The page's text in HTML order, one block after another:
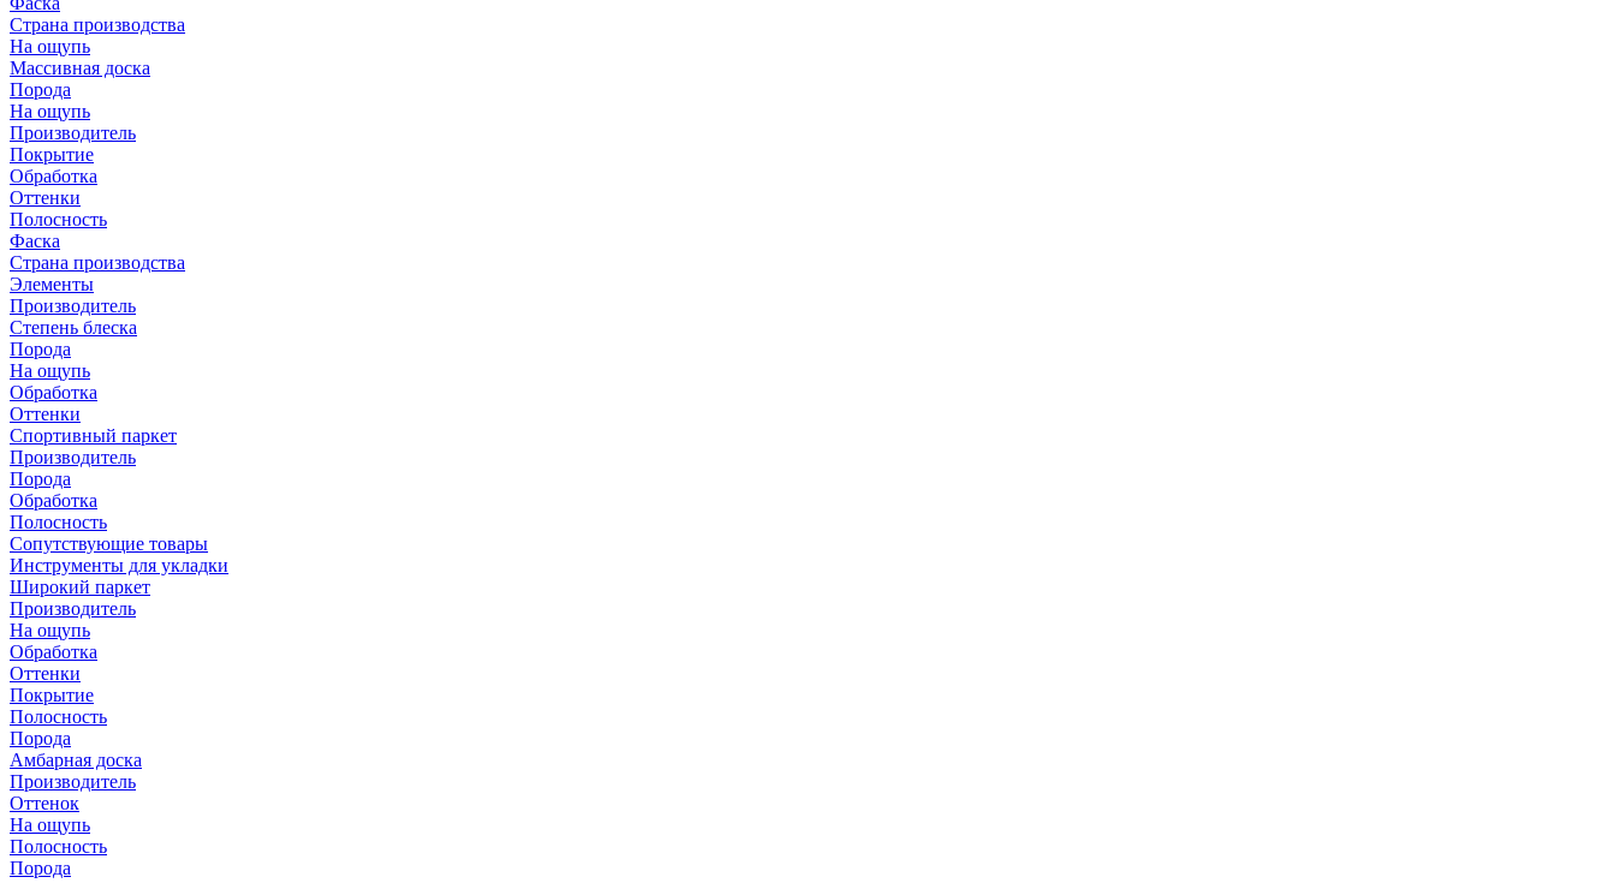
Страна производства
На ощупь
Массивная доска
Порода
На ощупь
Производитель
Покрытие
Обработка
Оттенки
Полосность
Фаска
Страна производства
Элементы
Производитель
Степень блеска
Порода
На ощупь
Обработка
Оттенки
Спортивный паркет
Производитель
Порода
Обработка
Полосность
Сопутствующие товары
Инструменты для укладки
Широкий паркет
Производитель
На ощупь
Обработка
Оттенки
Покрытие
Полосность
Порода
Амбарная доска
Производитель
Оттенок
На ощупь
Полосность
Порода